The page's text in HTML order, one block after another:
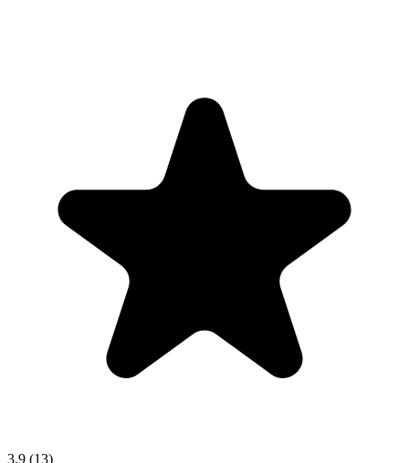
3.9 (13)